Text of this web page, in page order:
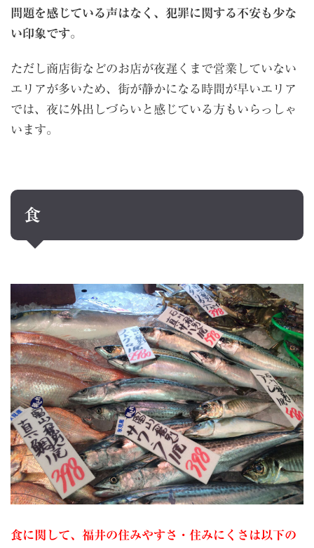
問題を感じている声はなく、犯罪に関する不安も少な
い印象です。
ただし商店街などのお店が夜遅くまで営業していない
エリアが多いため、街が静かになる時間が早いエリア
では、夜に外出しづらいと感じている方もいらっしゃ
います。
食
食に関して、福井の住みやすさ・住みにくさは以下の